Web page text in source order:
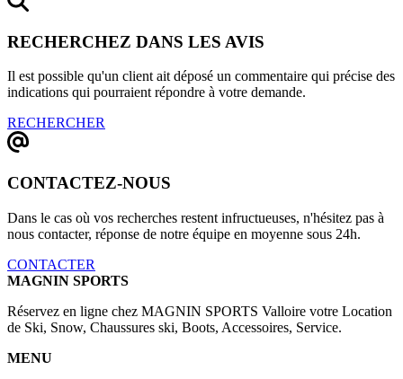
RECHERCHEZ DANS LES AVIS
Il est possible qu'un client ait déposé un commentaire qui précise des
indications qui pourraient répondre à votre demande.
RECHERCHER
CONTACTEZ-NOUS
Dans le cas où vos recherches restent infructueuses, n'hésitez pas à
nous contacter, réponse de notre équipe en moyenne sous 24h.
CONTACTER
MAGNIN SPORTS
Réservez en ligne chez MAGNIN SPORTS Valloire votre Location
de Ski, Snow, Chaussures ski, Boots, Accessoires, Service.
MENU